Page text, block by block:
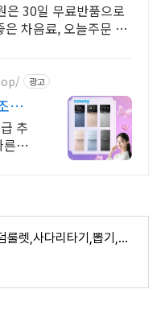
은 30일 무료반품으로
차음료, 오늘주문 내
광고
건
추
설
Random GO (랜덤룰렛,사다리타기,뽑기,복불복) - Google Play 앱